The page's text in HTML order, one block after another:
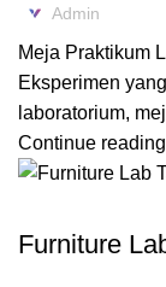
Admin
Meja Praktikum
Eksperimen
laboratorium,
Continue reading
Furniture